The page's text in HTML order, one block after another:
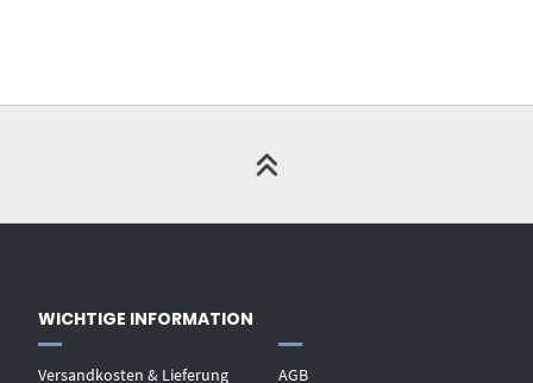
WICHTIGE INFORMATION
Versandkosten & Lieferung
AGB